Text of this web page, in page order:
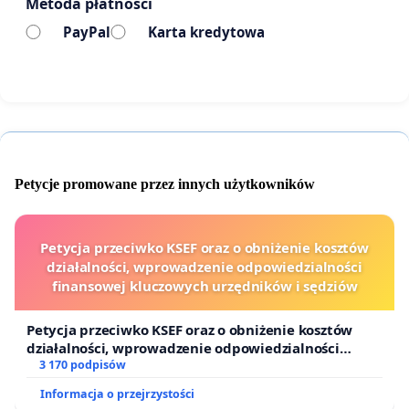
Interdyscyplinarnego zespołu specjalistów
zajmujących się wsparciem społecznym, terapią
Za naszymi postulatami przemawiają następujące
- bezpieczeństwo własne i innych,
- prestiż zawodu,
- podniesienie efektywności pracy środowiskowej
- przestrzeganie obowiązującego prawa,
- podniesienie standardów opieki nad
PayPal Karta kredytowa
Petycje promowane przez innych użytkowników
Petycja przeciwko KSEF oraz o obniżenie kosztów
działalności, wprowadzenie odpowiedzialności
finansowej kluczowych urzędników i sędziów
Petycja przeciwko KSEF oraz o obniżenie kosztów
działalności, wprowadzenie odpowiedzialności
finansowej kluczowych urzędników i sędziów
3 170 podpisów
Informacja o przejrzystości